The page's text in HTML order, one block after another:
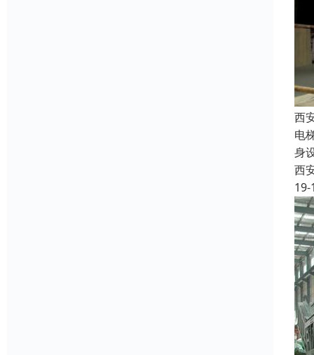
西
电
身
西
19-